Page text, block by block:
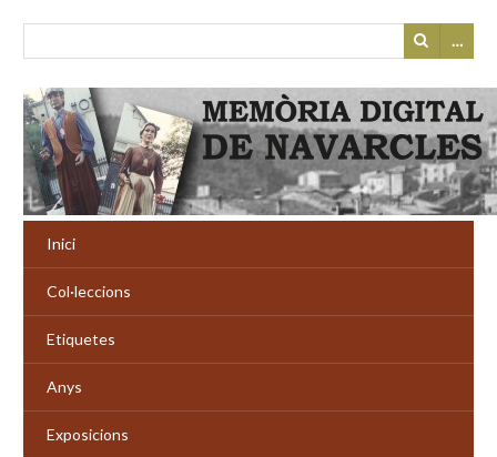
…
Inici
Col·leccions
Etiquetes
Anys
Exposicions